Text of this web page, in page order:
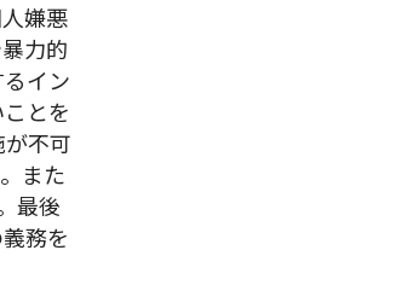
嫌悪
力的
イン
とを
不可
また
最後
務を